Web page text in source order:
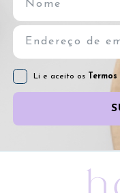
Li e aceito os